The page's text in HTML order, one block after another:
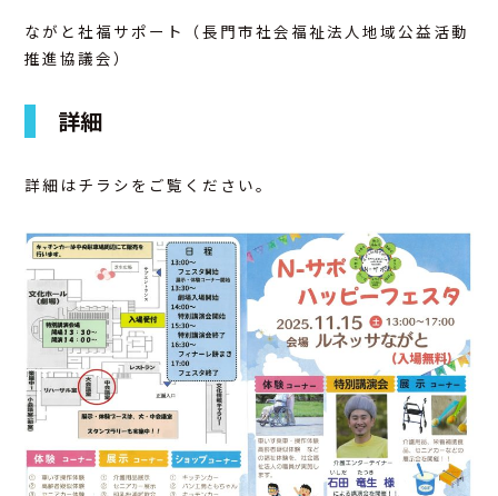
お問合せ
ながと社福サポート（長門市社会福祉法人地域公益活動
推進協議会）
詳細
詳細はチラシをご覧ください。